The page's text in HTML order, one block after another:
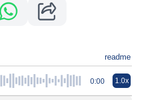
readme
0:00 1.0x